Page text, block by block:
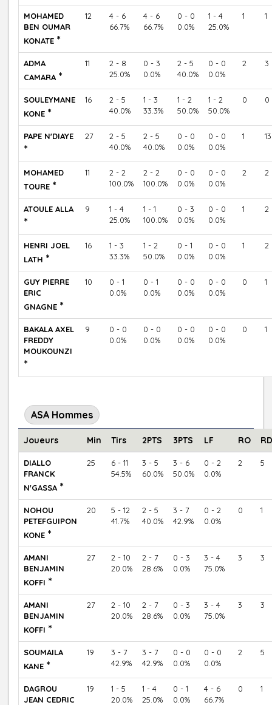
MOHAMED
BEN OUMAR
KONATE *
12
4 - 6
66.7%
4 - 6
66.7%
0 - 0
0.0%
1 - 4
25.0%
1 1
ADMA
CAMARA *
11
2 - 8
25.0%
0 - 3
0.0%
2 - 5
40.0%
0 - 0
0.0%
2 3
SOULEYMANE
KONE *
16
2 - 5
40.0%
1 - 3
33.3%
1 - 2
50.0%
1 - 2
50.0%
0 0
PAPE N'DIAYE
*
27
2 - 5
40.0%
2 - 5
40.0%
0 - 0
0.0%
0 - 0
0.0%
1 13
MOHAMED
TOURE *
11
2 - 2
100.0%
2 - 2
100.0%
0 - 0
0.0%
0 - 0
0.0%
2 2
ATOULE ALLA
*
9
1 - 4
25.0%
1 - 1
100.0%
0 - 3
0.0%
0 - 0
0.0%
1 2
HENRI JOEL
LATH *
16
1 - 3
33.3%
1 - 2
50.0%
0 - 1
0.0%
0 - 0
0.0%
1 2
GUY PIERRE
ERIC
GNAGNE *
10
0 - 1
0.0%
0 - 1
0.0%
0 - 0
0.0%
0 - 0
0.0%
0 1
BAKALA AXEL
FREDDY
MOUKOUNZI
*
9
0 - 0
0.0%
0 - 0
0.0%
0 - 0
0.0%
0 - 0
0.0%
0 1
ASA Hommes
Joueurs Min Tirs 2PTS 3PTS LF RO RD
DIALLO
FRANCK
N'GASSA *
25
6 - 11
54.5%
3 - 5
60.0%
3 - 6
50.0%
0 - 2
0.0%
2 5
NOHOU
PETEFGUIPON
KONE *
20
5 - 12
41.7%
2 - 5
40.0%
3 - 7
42.9%
0 - 2
0.0%
0 1
AMANI
BENJAMIN
KOFFI *
27
2 - 10
20.0%
2 - 7
28.6%
0 - 3
0.0%
3 - 4
75.0%
3 3
AMANI
BENJAMIN
KOFFI *
27
2 - 10
20.0%
2 - 7
28.6%
0 - 3
0.0%
3 - 4
75.0%
3 3
SOUMAILA
KANE *
19
3 - 7
42.9%
3 - 7
42.9%
0 - 0
0.0%
0 - 0
0.0%
2 5
DAGROU
JEAN CEDRIC
19
1 - 5
20.0%
1 - 4
25.0%
0 - 1
0.0%
4 - 6
66.7%
0 1